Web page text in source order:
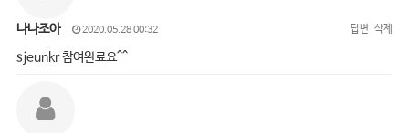
나나조아 2020.05.28 00:32 답변 삭제
sjeunkr 참여완료요^^